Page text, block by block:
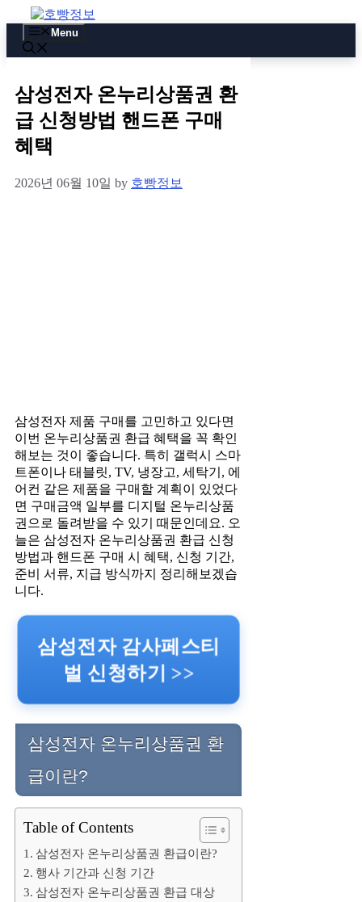
to
content
Menu
삼성전자 온누리상품권 환
급 신청방법 핸드폰 구매
혜택
2026년 06월 10일 by 호빵정보
삼성전자 제품 구매를 고민하고 있다면
이번 온누리상품권 환급 혜택을 꼭 확인
해보는 것이 좋습니다. 특히 갤럭시 스마
트폰이나 태블릿, TV, 냉장고, 세탁기, 에
어컨 같은 제품을 구매할 계획이 있었다
면 구매금액 일부를 디지털 온누리상품
권으로 돌려받을 수 있기 때문인데요. 오
늘은 삼성전자 온누리상품권 환급 신청
방법과 핸드폰 구매 시 혜택, 신청 기간,
준비 서류, 지급 방식까지 정리해보겠습
니다.
삼성전자 감사페스티
벌 신청하기 >>
삼성전자 온누리상품권 환
급이란?
Table of Contents
삼성전자 온누리상품권 환급이란?
행사 기간과 신청 기간
삼성전자 온누리상품권 환급 대상